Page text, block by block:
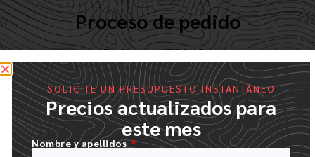
Proceso de pedido
Tan fácil como 1.2.3.4.5.6
SOLICITE UN PRESUPUESTO INSTANTÁNEO
Precios actualizados para
este mes
Nombre y apellidos